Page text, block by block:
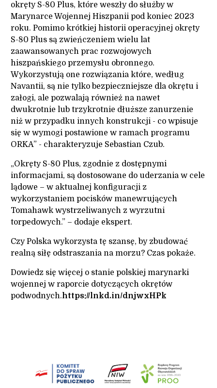
okręty S-80 Plus, które weszły do służby w
Marynarce Wojennej Hiszpanii pod koniec 2023
roku. Pomimo krótkiej historii operacyjnej okręty
S-80 Plus są zwieńczeniem wielu lat
zaawansowanych prac rozwojowych
hiszpańskiego przemysłu obronnego.
Wykorzystują one rozwiązania które, według
Navantii, są nie tylko bezpieczniejsze dla okrętu i
załogi, ale pozwalają również na nawet
dwukrotnie lub trzykrotnie dłuższe zanurzenie
niż w przypadku innych konstrukcji - co wpisuje
się w wymogi postawione w ramach programu
ORKA” - charakteryzuje Sebastian Czub.
„Okręty S-80 Plus, zgodnie z dostępnymi
informacjami, są dostosowane do uderzania w cele
lądowe – w aktualnej konfiguracji z
wykorzystaniem pocisków manewrujących
Tomahawk wystrzeliwanych z wyrzutni
torpedowych.” – dodaje ekspert.
Czy Polska wykorzysta tę szansę, by zbudować
realną siłę odstraszania na morzu? Czas pokaże.
Dowiedz się więcej o stanie polskiej marynarki
wojennej w raporcie dotyczących okrętów
podwodnych.https://lnkd.in/dnjwxHPk